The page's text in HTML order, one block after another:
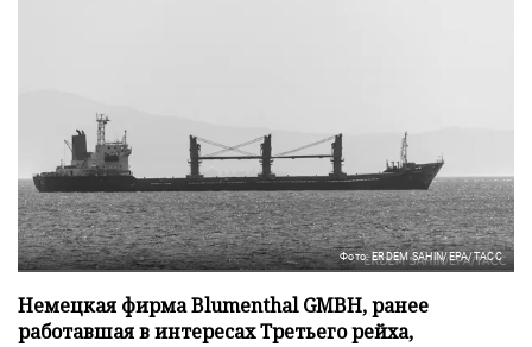
Фото: ERDEM SAHIN/EPA/ТАСС
Немецкая фирма Blumenthal GMBH, ранее
работавшая в интересах Третьего рейха,